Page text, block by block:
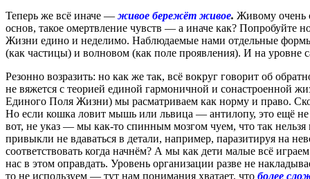
Теперь же всё иначе — живое бережёт живое. Живому очень
основ, такое омертвление чувств — а иначе как? Попробуйте
Жизни едино и неделимо. Наблюдаемые нами отдельные
(как частицы) и волновом (как поле проявления). И на
Резонно возразить: но как же так, всё вокруг говорит об
не вяжется с теорией единой гармоничной и сонастроенной
Единого Поля Жизни) мы расматриваем как норму и право.
Но если кошка ловит мышь или львица — антилопу, это ещё
вот, не указ — мы как-то спинным мозгом чуем, что так
привыкли не вдаваться в детали, например, паразитируя на
соответствовать когда начнём? А мы как дети малые всё
нас в этом оправдать. Уровень организации разве не
то не используем — тут нам понимания хватает, что более